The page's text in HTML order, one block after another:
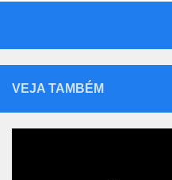
VEJA TAMBÉM